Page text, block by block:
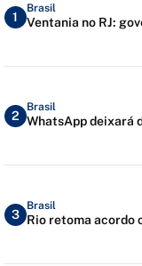
1
Brasil
Ventania no RJ:
2
Brasil
WhatsApp deixará
3
Brasil
Rio retoma acordo